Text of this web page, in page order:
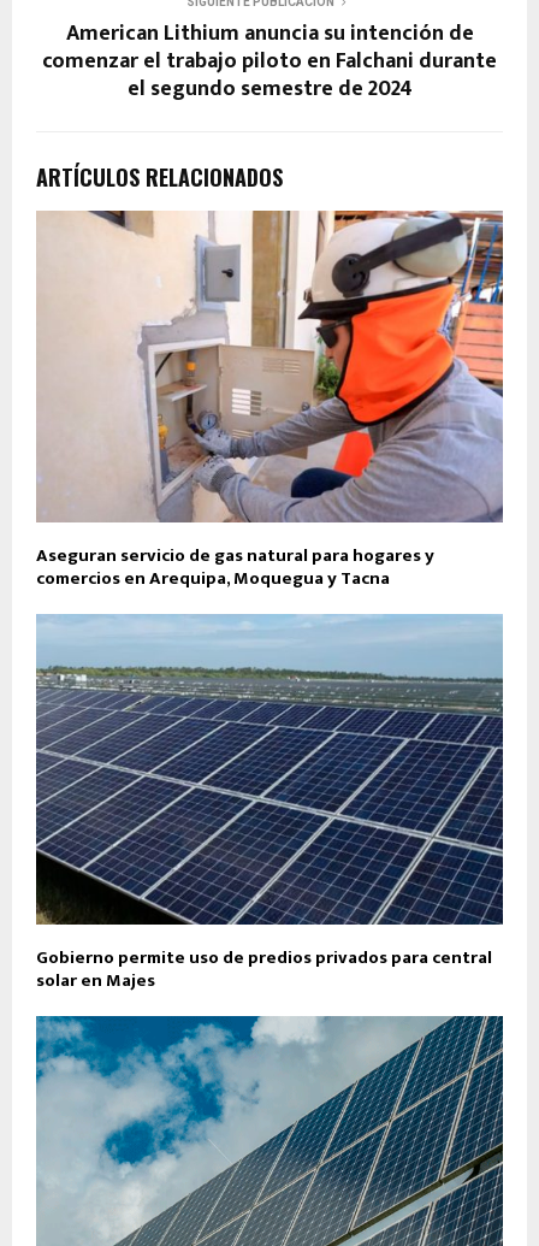
American Lithium anuncia su intención de
comenzar el trabajo piloto en Falchani durante
el segundo semestre de 2024
ARTÍCULOS RELACIONADOS
Aseguran servicio de gas natural para hogares y
comercios en Arequipa, Moquegua y Tacna
Gobierno permite uso de predios privados para central
solar en Majes